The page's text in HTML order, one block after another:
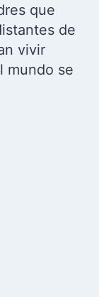
que
de
vivir
mundo se